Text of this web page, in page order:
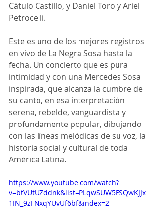
Cátulo Castillo, y Daniel Toro y Ariel
Petrocelli.
Este es uno de los mejores registros
en vivo de La Negra Sosa hasta la
fecha. Un concierto que es pura
intimidad y con una Mercedes Sosa
inspirada, que alcanza la cumbre de
su canto, en esa interpretación
serena, rebelde, vanguardista y
profundamente popular, dibujando
con las líneas melódicas de su voz, la
historia social y cultural de toda
América Latina.
https://www.youtube.com/watch?
v=btVUtUZddnk&list=PLqwSUW5FSQwKJJx
1IN_9zFNxqYUvUf6bf&index=2